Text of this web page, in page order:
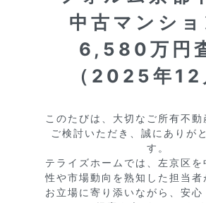
左京区で買いた
左京区で売りた
左京区ってどんな
リクエスト登録
中古マンショ
6,580万円
（2025年12
このたびは、大切なご所有不動
ご検討いただき、誠にありが
す。
テライズホームでは、左京区を
性や市場動向を熟知した担当者
お立場に寄り添いながら、安心